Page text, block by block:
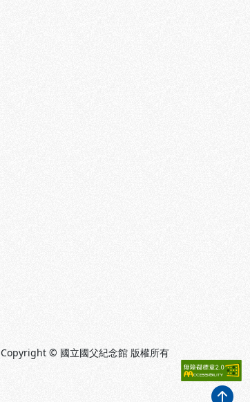
Copyright © 國立國父紀念館 版權所有